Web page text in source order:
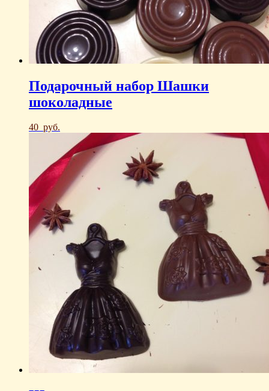
Подарочный набор Шашки
шоколадные
40 руб.